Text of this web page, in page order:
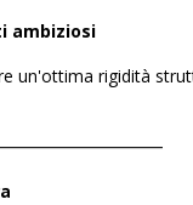
ambiziosi
un'ottima rigidità